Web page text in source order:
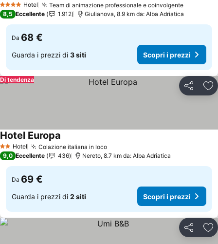
4 Stelle Hotel Team di animazione professionale e coinvolgente
8,5 Eccellente 1.912 Giulianova, 8.9 km da: Alba Adriatica
Da 68 €
Guarda i prezzi di 3 siti Scopri i prezzi
Condividi
Di tendenza
2 StelleHotel Colazione italiana in loco
Hotel Europa
9,0 Eccellente 436 Nereto, 8.7 km da: Alba Adriatica
Da 69 €
Guarda i prezzi di 2 siti Scopri i prezzi
Condividi